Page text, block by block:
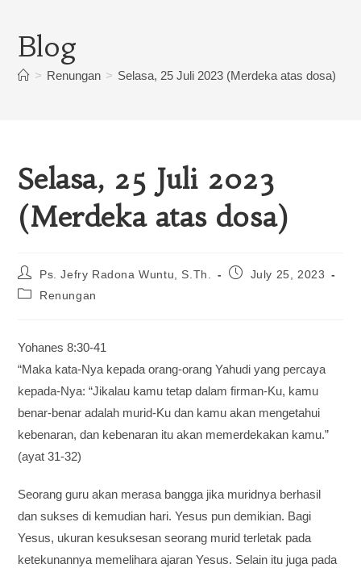
Blog
> Renungan > Selasa, 25 Juli 2023 (Merdeka atas dosa)
Selasa, 25 Juli 2023
(Merdeka atas dosa)
Ps. Jefry Radona Wuntu, S.Th.
July 25, 2023
Renungan
Yohanes 8:30-41
“Maka kata-Nya kepada orang-orang Yahudi yang percaya
kepada-Nya: “Jikalau kamu tetap dalam firman-Ku, kamu
benar-benar adalah murid-Ku dan kamu akan mengetahui
kebenaran, dan kebenaran itu akan memerdekakan kamu.”
(ayat 31-32)
Seorang guru akan merasa bangga jika muridnya berhasil
dan sukses di kemudian hari. Yesus pun demikian. Bagi
Yesus, ukuran kesuksesan seorang murid terletak pada
ketekunannya memelihara ajaran Yesus. Selain itu juga pada